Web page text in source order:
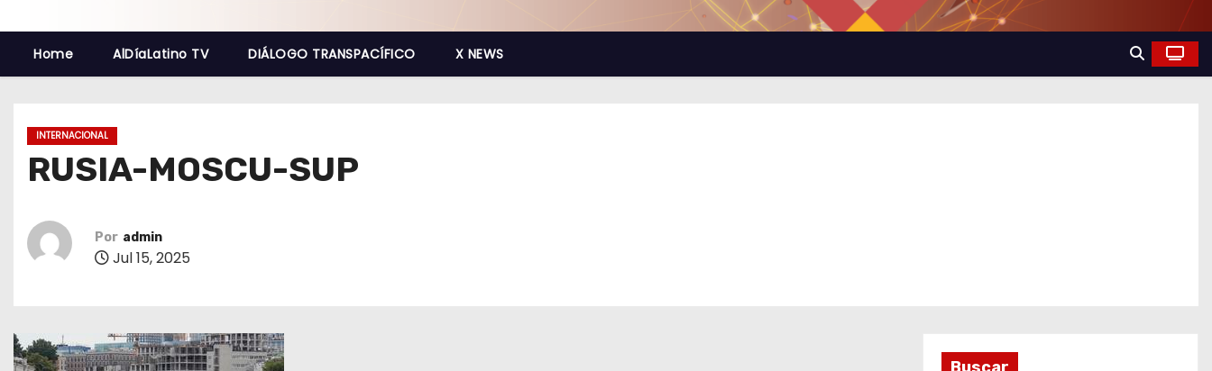
Home AlDíaLatino TV DIÁLOGO TRANSPACÍFICO X NEWS
INTERNACIONAL
RUSIA-MOSCU-SUP
Por admin
Jul 15, 2025